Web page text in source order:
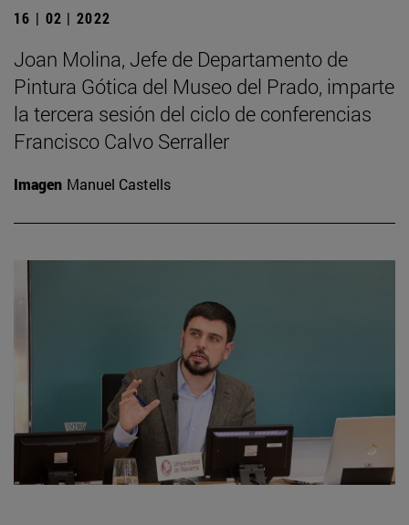
16 | 02 | 2022
Joan Molina, Jefe de Departamento de
Pintura Gótica del Museo del Prado, imparte
la tercera sesión del ciclo de conferencias
Francisco Calvo Serraller
Imagen Manuel Castells